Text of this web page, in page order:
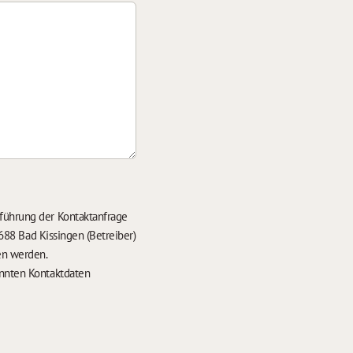
der Kontaktanfrage
Bad Kissingen (Betreiber)
werden.
Kontaktdaten